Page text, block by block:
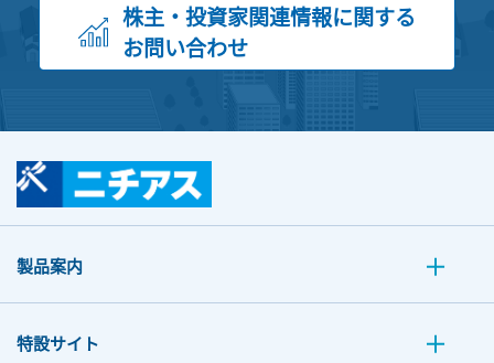
株主・投資家関連情報に関する
お問い合わせ
製品案内
特設サイト